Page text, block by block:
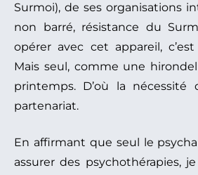
Surmoi), de ses organisations
non barré, résistance du
opérer avec cet appareil,
Mais seul, comme une
printemps. D’où la
partenariat.
En affirmant que seul le
assurer des psychothérapies, je